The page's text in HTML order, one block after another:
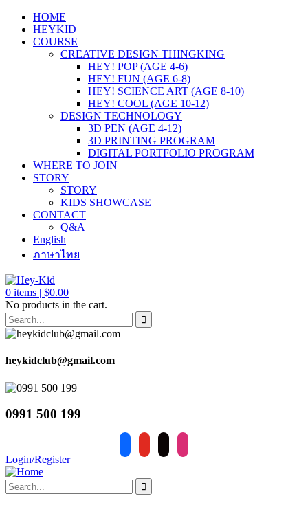
HOME
HEYKID
COURSE
CREATIVE DESIGN THINGKING
HEY! POP (AGE 4-6)
HEY! FUN (AGE 6-8)
HEY! SCIENCE ART (AGE 8-10)
HEY! COOL (AGE 10-12)
DESIGN TECHNOLOGY
3D PEN (AGE 4-12)
3D PRINTING PROGRAM
DIGITAL PORTFOLIO PROGRAM
WHERE TO JOIN
STORY
STORY
KIDS SHOWCASE
CONTACT
Q&A
English
ภาษาไทย
0 items | $0.00
No products in the cart.
heykidclub@gmail.com
0991 500 199
Login/Register